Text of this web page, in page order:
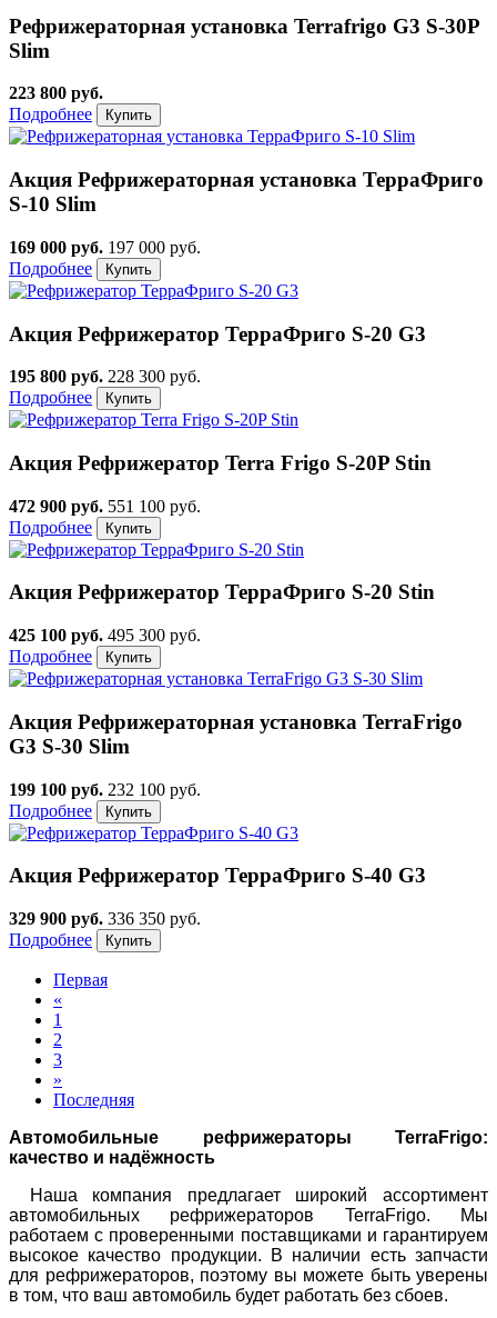
Рефрижераторная установка Terrafrigo G3 S-30P
Slim
223 800 руб.
Подробнее
Акция Рефрижераторная установка ТерраФриго
S-10 Slim
169 000 руб. 197 000 руб.
Подробнее
Акция Рефрижератор ТерраФриго S-20 G3
195 800 руб. 228 300 руб.
Подробнее
Акция Рефрижератор Terra Frigo S-20P Stin
472 900 руб. 551 100 руб.
Подробнее
Акция Рефрижератор ТерраФриго S-20 Stin
425 100 руб. 495 300 руб.
Подробнее
Акция Рефрижераторная установка TerraFrigo
G3 S-30 Slim
199 100 руб. 232 100 руб.
Подробнее
Акция Рефрижератор ТерраФриго S-40 G3
329 900 руб. 336 350 руб.
Подробнее
Первая
«
1
2
3
»
Последняя
Автомобильные рефрижераторы TerraFrigo:
качество и надёжность
Наша компания предлагает широкий ассортимент
автомобильных рефрижераторов TerraFrigo. Мы
работаем с проверенными поставщиками и гарантируем
высокое качество продукции. В наличии есть запчасти
для рефрижераторов, поэтому вы можете быть уверены
в том, что ваш автомобиль будет работать без сбоев.